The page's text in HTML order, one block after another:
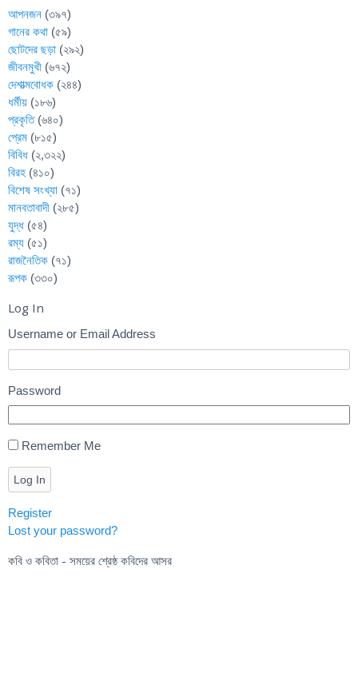
আপনজন (৩৯৭)
গানের কথা (৫৯)
ছোটদের ছড়া (২৯২)
জীবনমুখী (৬৭২)
দেশাত্মবোধক (২৪৪)
ধর্মীয় (১৮৬)
প্রকৃতি(৬৪০)
প্রেম (৮১৫)
বিবিধ (২,৩২২)
বিরহ (৪১০)
বিশেষ সংখ্যা (৭১)
মানবতাবাদী (২৮৫)
যুদ্ধ (৫৪)
রম্য (৫১)
রাজনৈতিক (৭১)
রূপক (৩৩০)
Log In
Username or Email Address
Password
Remember Me
Log In
Register
Lost your password?
কবি ও কবিতা - সময়ের শ্রেষ্ঠ কবিদের আসর